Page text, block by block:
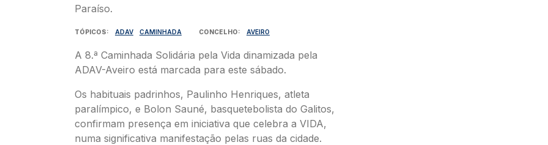
TÓPICOS ADAV CAMINHADA CONCELHO AVEIRO
A 8.ª Caminhada Solidária pela Vida dinamizada pela
ADAV-Aveiro está marcada para este sábado.
Os habituais padrinhos, Paulinho Henriques, atleta
paralímpico, e Bolon Sauné, basquetebolista do Galitos,
confirmam presença em iniciativa que celebra a VIDA,
numa significativa manifestação pelas ruas da cidade.